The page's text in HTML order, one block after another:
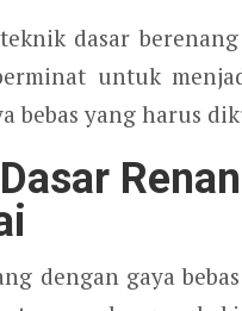
dasar
untuk
bebas yang harus
dengan gaya